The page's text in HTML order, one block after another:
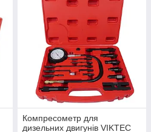
Компресометр для
дизельних двигунів VIKTEC